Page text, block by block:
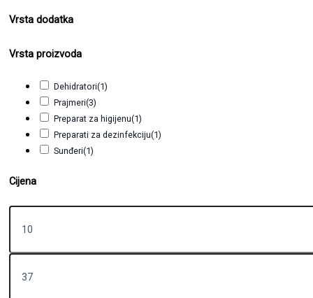
Vrsta dodatka
Vrsta proizvoda
Dehidratori(1)
Prajmeri(3)
Preparat za higijenu(1)
Preparati za dezinfekciju(1)
Sunđeri(1)
Cijena